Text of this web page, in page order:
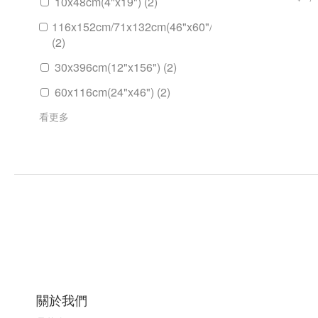
116x152cm/71x132cm(46"x60"/28"x52")
(2)
30x396cm(12"x156") (2)
60x116cm(24"x46") (2)
看更多
關於我們